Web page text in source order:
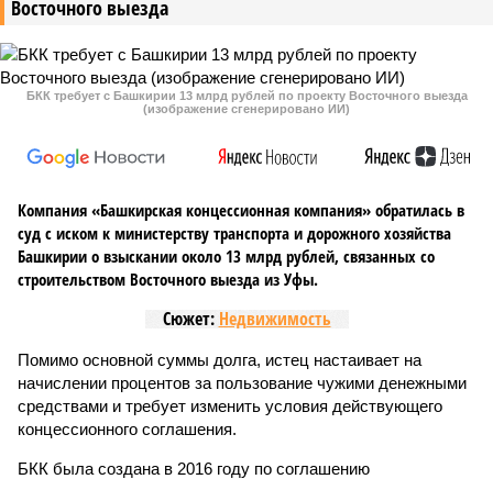
Восточного выезда
БКК требует с Башкирии 13 млрд рублей по проекту Восточного выезда
(изображение сгенерировано ИИ)
Компания «Башкирская концессионная компания» обратилась в
суд с иском к министерству транспорта и дорожного хозяйства
Башкирии о взыскании около 13 млрд рублей, связанных со
строительством Восточного выезда из Уфы.
Сюжет: Недвижимость
Помимо основной суммы долга, истец настаивает на
начислении процентов за пользование чужими денежными
средствами и требует изменить условия действующего
концессионного соглашения.
БКК была создана в 2016 году по соглашению